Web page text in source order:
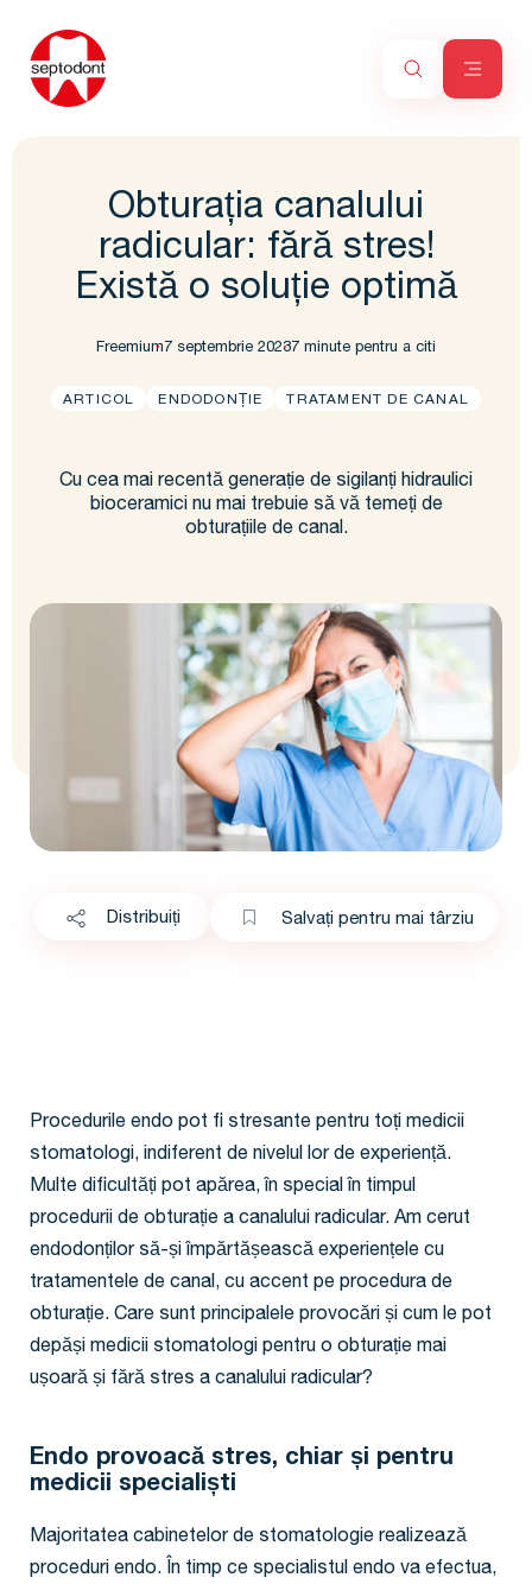
Obturația canalului
radicular: fără stres!
Există o soluție optimă
Freemium7 septembrie 20237 minute pentru a citi
ARTICOL ENDODONȚIE TRATAMENT DE CANAL
Cu cea mai recentă generație de sigilanți hidraulici
bioceramici nu mai trebuie să vă temeți de
obturațiile de canal.
Distribuiți Salvați pentru mai târziu
Procedurile endo pot fi stresante pentru toți medicii
stomatologi, indiferent de nivelul lor de experiență.
Multe dificultăți pot apărea, în special în timpul
procedurii de obturație a canalului radicular. Am cerut
endodonților să-și împărtășească experiențele cu
tratamentele de canal, cu accent pe procedura de
obturație. Care sunt principalele provocări și cum le pot
depăși medicii stomatologi pentru o obturație mai
ușoară și fără stres a canalului radicular?
Endo provoacă stres, chiar și pentru
medicii specialiști
Majoritatea cabinetelor de stomatologie realizează
proceduri endo. În timp ce specialistul endo va efectua,